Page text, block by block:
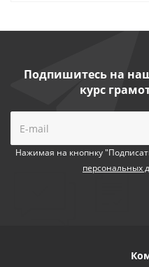
Подпишитесь на
курс
Нажимая на кнопнку
персональных